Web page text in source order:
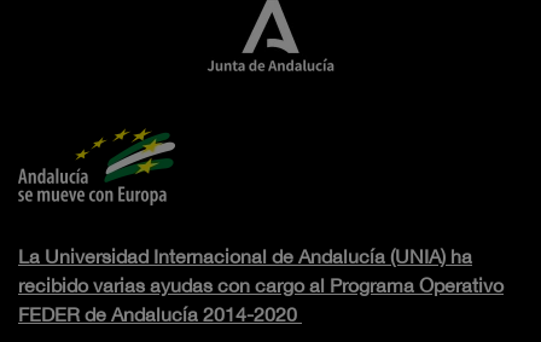
La Universidad Internacional de Andalucía (UNIA) ha
recibido varias ayudas con cargo al Programa Operativo
FEDER de Andalucía 2014-2020